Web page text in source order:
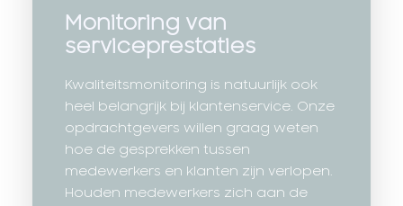
Monitoring van
serviceprestaties
Kwaliteitsmonitoring is natuurlijk ook
heel belangrijk bij klantenservice. Onze
opdrachtgevers willen graag weten
hoe de gesprekken tussen
medewerkers en klanten zijn verlopen.
Houden medewerkers zich aan de